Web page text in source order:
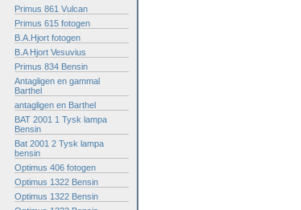
Primus 861 Vulcan
Primus 615 fotogen
B.A.Hjort fotogen
B.A Hjort Vesuvius
Primus 834 Bensin
Antagligen en gammal
Barthel
antagligen en Barthel
BAT 2001 1 Tysk lampa
Bensin
Bat 2001 2 Tysk lampa
bensin
Optimus 406 fotogen
Optimus 1322 Bensin
Optimus 1322 Bensin